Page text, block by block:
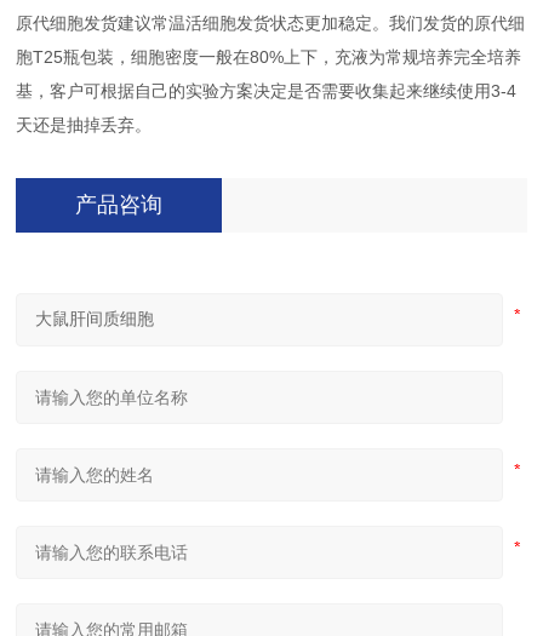
原代细胞发货建议常温活细胞发货状态更加稳定。我们发货的原代细
胞T25瓶包装，细胞密度一般在80%上下，充液为常规培养完全培养
基，客户可根据自己的实验方案决定是否需要收集起来继续使用3-4
天还是抽掉丢弃。
产品咨询